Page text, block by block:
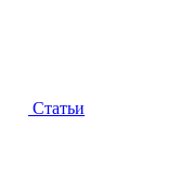
Статьи